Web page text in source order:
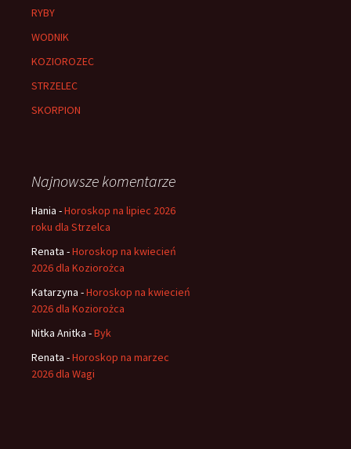
RYBY
WODNIK
KOZIOROZEC
STRZELEC
SKORPION
Najnowsze komentarze
Hania -Horoskop na lipiec 2026
roku dla Strzelca
Renata -Horoskop na kwiecień
2026 dla Koziorożca
Katarzyna -Horoskop na kwiecień
2026 dla Koziorożca
Nitka Anitka -Byk
Renata -Horoskop na marzec
2026 dla Wagi